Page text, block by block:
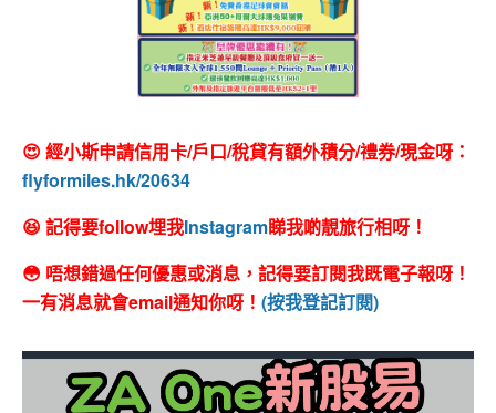
😍 經小斯申請信用卡/戶口/稅貸有額外積分/禮券/現金呀：
flyformiles.hk/20634
😆 記得要follow埋我Instagram睇我啲靚旅行相呀！
😳 唔想錯過任何優惠或消息，記得要訂閱我既電子報呀！
一有消息就會email通知你呀！ (按我登記訂閱)